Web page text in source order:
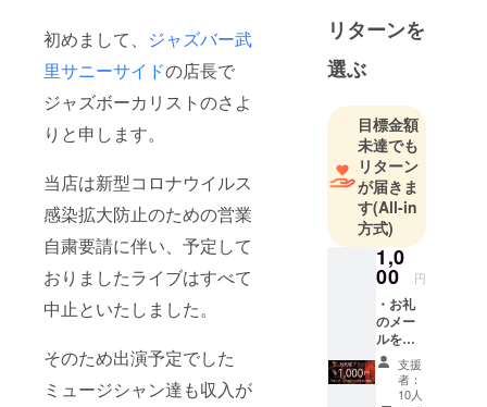
初めまして、 ジャズバー武
里サニーサイドの店長で
ジャズボーカリストのさよ
りと申します。
当店は新型コロナウイルス
感染拡大防止のための営業
自粛要請に伴い、予定して
おりましたライブはすべて
中止といたしました。
そのため出演予定でした
ミュージシャン達も収入が
る、武里サ
ニーサイド
でライブ活
2014年には
Big Band
Jazz
Swinging
Jazz Catsを
結成し、
2015,2016年
と越谷サン
シティー
ホールでコ
ンサートを
開催。
リターンを
選ぶ
目標金額
未達でも
リターン
が届きま
す(All-in
方式)
1,0
00 円
・お礼
のメー
ルを心
を込め
て書い
て送ら
支援
者：
10人